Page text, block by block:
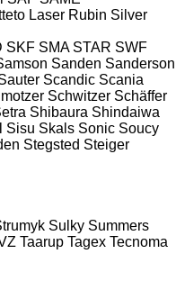
Laser Rubin Silver
SKF SMA STAR SWF
Sanden Sanderson
Scandic Scania
Schwitzer Schäffer
Shibaura Shindaiwa
Sisu Skals Sonic Soucy
Stegsted Steiger
Sulky Summers
Taarup Tagex Tecnoma